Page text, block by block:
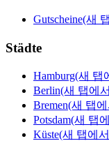
Gutscheine(새
Städte
Hamburg(새 탭
Berlin(새 탭에
Bremen(새 탭
Potsdam(새 탭
Küste(새 탭에